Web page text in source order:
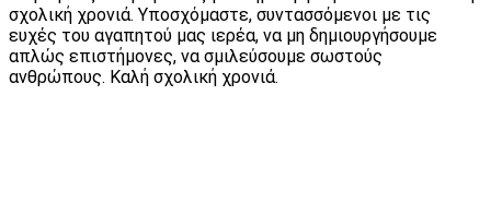
σχολική χρονιά. Υποσχόμαστε, συντασσόμενοι με τις
ευχές του αγαπητού μας ιερέα, να μη δημιουργήσουμε
απλώς επιστήμονες, να σμιλεύσουμε σωστούς
ανθρώπους. Καλή σχολική χρονιά.